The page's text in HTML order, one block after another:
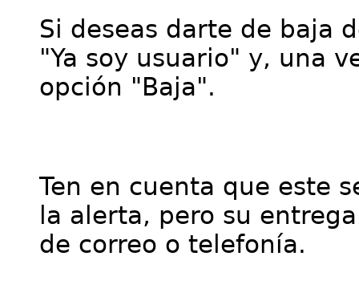
Si deseas darte de baja
"Ya soy usuario" y, una
opción "Baja".
Ten en cuenta que este
la alerta, pero su
de correo o telefonía.